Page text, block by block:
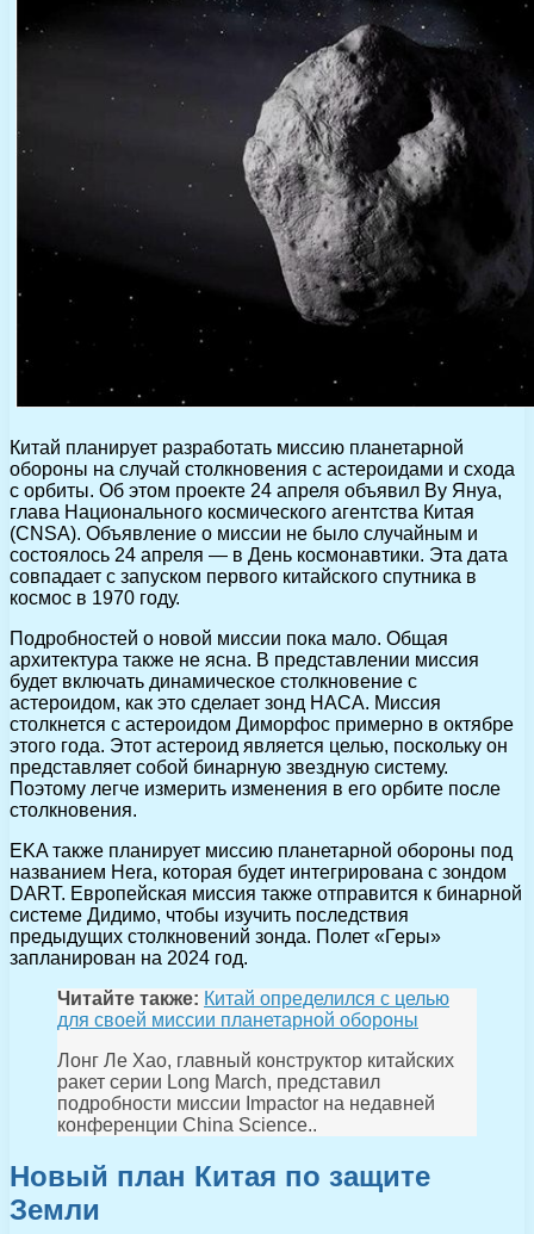
Китай планирует разработать миссию планетарной
обороны на случай столкновения с астероидами и схода
с орбиты. Об этом проекте 24 апреля объявил Ву Януа,
глава Национального космического агентства Китая
(CNSA). Объявление о миссии не было случайным и
состоялось 24 апреля — в День космонавтики. Эта дата
совпадает с запуском первого китайского спутника в
космос в 1970 году.
Подробностей о новой миссии пока мало. Общая
архитектура также не ясна. В представлении миссия
будет включать динамическое столкновение с
астероидом, как это сделает зонд НАСА. Миссия
столкнется с астероидом Диморфос примерно в октябре
этого года. Этот астероид является целью, поскольку он
представляет собой бинарную звездную систему.
Поэтому легче измерить изменения в его орбите после
столкновения.
EKA также планирует миссию планетарной обороны под
названием Hera, которая будет интегрирована с зондом
DART. Европейская миссия также отправится к бинарной
системе Дидимо, чтобы изучить последствия
предыдущих столкновений зонда. Полет «Геры»
запланирован на 2024 год.
Читайте также: Китай определился с целью
для своей миссии планетарной обороны
Лонг Ле Хао, главный конструктор китайских
ракет серии Long March, представил
подробности миссии Impactor на недавней
конференции China Science..
Новый план Китая по защите
Земли